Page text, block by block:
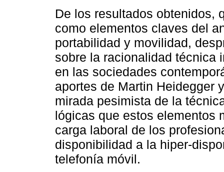
De los resultados obtenidos,
como elementos claves del
portabilidad y movilidad,
sobre la racionalidad técnica
en las sociedades
aportes de Martin Heidegger
mirada pesimista de la
lógicas que estos elementos
carga laboral de los
disponibilidad a la hiper-
telefonía móvil.